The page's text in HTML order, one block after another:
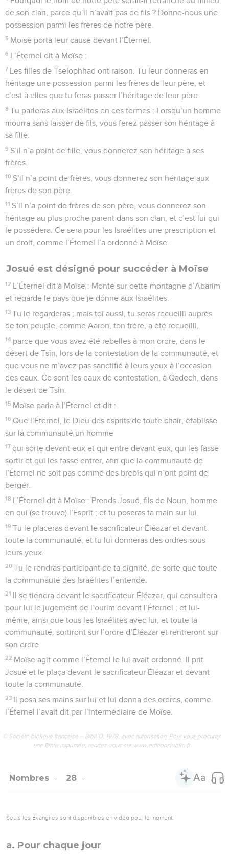
de son clan, parce qu’il n’avait pas de fils ? Donne-nous une
possession parmi les frères de notre père.
5 Moïse porta leur cause devant l’Éternel.
6 L’Éternel dit à Moïse :
7 Les filles de Tselophhad ont raison. Tu leur donneras en
héritage une possession parmi les frères de leur père, et
c’est à elles que tu feras passer l’héritage de leur père.
8 Tu parleras aux Israélites en ces termes : Lorsqu’un homme
mourra sans laisser de fils, vous ferez passer son héritage à
sa fille.
9 S’il n’a point de fille, vous donnerez son héritage à ses
frères.
10 S’il n’a point de frères, vous donnerez son héritage aux
frères de son père.
11 S’il n’a point de frères de son père, vous donnerez son
héritage au plus proche parent dans son clan, et c’est lui qui
le possédera. Ce sera pour les Israélites une prescription et
un droit, comme l’Éternel l’a ordonné à Moïse.
Josué est désigné pour succéder à Moïse
12 L’Éternel dit à Moïse : Monte sur cette montagne d’Abarim
et regarde le pays que je donne aux Israélites.
13 Tu le regarderas ; mais toi aussi, tu seras recueilli auprès
de ton peuple, comme Aaron, ton frère, a été recueilli,
14 parce que vous avez été rebelles à mon ordre, dans le
désert de Tsîn, lors de la contestation de la communauté, et
que vous ne m’avez pas sanctifié à leurs yeux à l’occasion
des eaux. Ce sont les eaux de contestation, à Qadech, dans
le désert de Tsîn.
15 Moïse parla à l’Éternel et dit :
16 Que l’Éternel, le Dieu des esprits de toute chair, établisse
sur la communauté un homme
17 qui sorte devant eux et qui entre devant eux, qui les fasse
sortir et qui les fasse entrer, afin que la communauté de
l’Éternel ne soit pas comme des brebis qui n’ont point de
berger.
18 L’Éternel dit à Moïse : Prends Josué, fils de Noun, homme
en qui (se trouve) l’Esprit ; et tu poseras ta main sur lui.
19 Tu le placeras devant le sacrificateur Éléazar et devant
toute la communauté, et tu lui donneras des ordres sous
leurs yeux.
20 Tu le rendras participant de ta dignité, de sorte que toute
la communauté des Israélites l’entende.
21 Il se tiendra devant le sacrificateur Éléazar, qui consultera
pour lui le jugement de l’ourim devant l’Éternel ; et lui-
même, ainsi que tous les Israélites avec lui, et toute la
communauté, sortiront sur l’ordre d’Éléazar et rentreront sur
son ordre.
22 Moïse agit comme l’Éternel le lui avait ordonné. Il prit
Josué et le plaça devant le sacrificateur Éléazar et devant
toute la communauté.
23 Il posa ses mains sur lui et lui donna des ordres, comme
l’Éternel l’avait dit par l’intermédiaire de Moïse.
© Société biblique française – Bibli’O, 1978, avec autorisation. Pour vous procurer
une Bible imprimée, rendez-vous sur www.editionsbiblio.fr
Nombres 28
Seuls les Évangiles sont disponibles en vidéo pour le moment.
a. Pour chaque jour